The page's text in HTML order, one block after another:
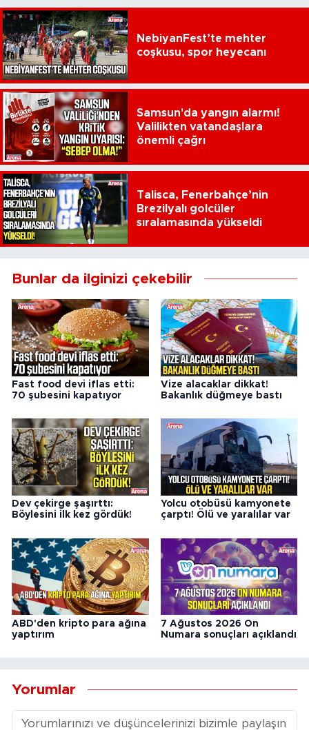
NebiyanFest’te mehter
coşkusu, spor heyecanı
Samsun'da yangın alarmı!
Valilikten vatandaşlara
önemli çağrı
Talisca, Fenerbahçe’nin
Brezilyalı golcüler
sıralamasında yükseldi
Bunlar da ilginizi çekebilir
Fast food devi iflas etti:
70 şubesini kapatıyor
Vize alacaklar dikkat!
Bakanlık düğmeye bastı
Dev çekirge şaşırttı:
Böylesini ilk kez gördük!
Yolcu otobüsü kamyonete
çarptı! Ölü ve yaralılar var
ABD'den kripto para ağına
yaptırım
7 Ağustos 2026 On
Numara sonuçları açıklandı
Yorumlar